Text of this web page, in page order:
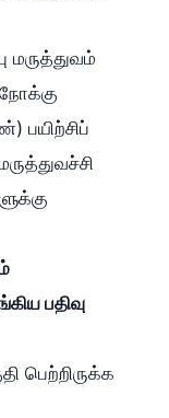
மருத்துவம்
பயிற்சிப்
பதிவு
பெற்றிருக்க